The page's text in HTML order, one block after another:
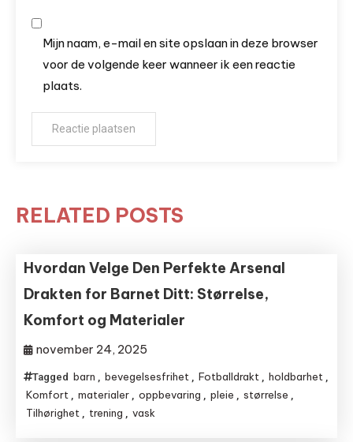
Mijn naam, e-mail en site opslaan in deze browser
voor de volgende keer wanneer ik een reactie
plaats.
RELATED POSTS
Hvordan Velge Den Perfekte Arsenal
Drakten for Barnet Ditt: Størrelse,
Komfort og Materialer
november 24, 2025
Tagged barn , bevegelsesfrihet , Fotballdrakt , holdbarhet ,
Komfort , materialer , oppbevaring , pleie , størrelse ,
Tilhørighet , trening , vask